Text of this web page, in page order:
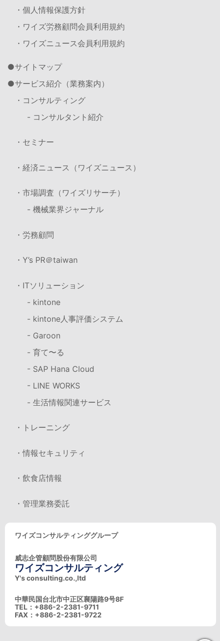
・個人情報保護方針
・ワイズ労務顧問会員利用規約
・ワイズニュース会員利用規約
サイトマップ
サービス紹介（業務案内）
・コンサルティング
- コンサルタント紹介
・セミナー
・経済ニュース（ワイズニュース）
・市場調査（ワイズリサーチ）
- 機械業界ジャーナル
・労務顧問
・Y’s PR＠taiwan
・ITソリューション
- kintone
- kintone人事評価システム
- Garoon
- 育て〜る
- SAP Hana Cloud
- LINE WORKS
- 生活情報関連サービス
・トレーニング
・情報セキュリティ
・飲食店情報
・管理業務委託
ワイズコンサルティンググループ
威志企管顧問股份有限公司
ワイズコンサルティング
Y's consulting.co.,ltd
中華民国台北市中正区襄陽路9号8F
TEL：+886-2-2381-9711
FAX：+886-2-2381-9722